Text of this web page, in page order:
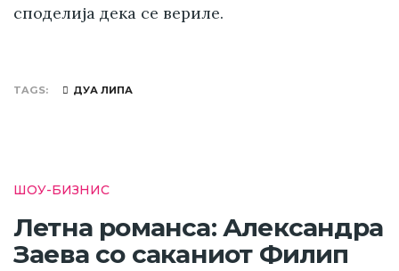
споделија дека се вериле.
TAGS ДУА ЛИПА
ШОУ-БИЗНИС
Летна романса: Александра
Заева со саканиот Филип